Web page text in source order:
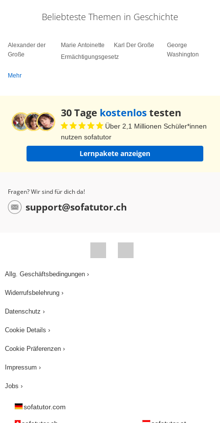
Beliebteste Themen in Geschichte
Alexander der
Große
Marie Antoinette
Ermächtigungsgesetz
Karl Der Große
George
Washington
Mehr
30 Tage kostenlostesten
Über 2,1 Millionen Schüler*innen
nutzen sofatutor
Lernpakete anzeigen
Fragen? Wir sind für dich da!
support@sofatutor.ch
Allg. Geschäftsbedingungen ›
Widerrufsbelehrung ›
Datenschutz ›
Cookie Details ›
Cookie Präferenzen ›
Impressum ›
Jobs ›
sofatutor.com